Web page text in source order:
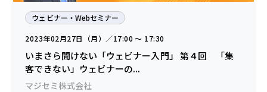
ウェビナー・Webセミナー
2023年02月27日（月）／17:00 〜 17:30
いまさら聞けない「ウェビナー入門」 第４回 「集
客できない」ウェビナーの...
マジセミ株式会社